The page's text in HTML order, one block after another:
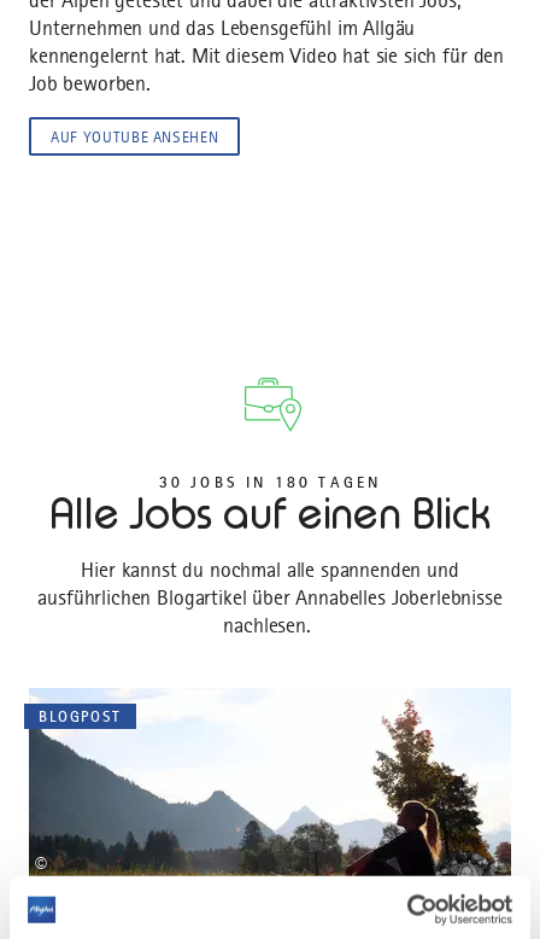
Unternehmen und das Lebensgefühl im Allgäu
kennengelernt hat. Mit diesem Video hat sie sich für den
Job beworben.
AUF YOUTUBE ANSEHEN
30 JOBS IN 180 TAGEN
Alle Jobs auf einen Blick
Hier kannst du nochmal alle spannenden und
ausführlichen Blogartikel über Annabelles Joberlebnisse
nachlesen.
BLOGPOST
©